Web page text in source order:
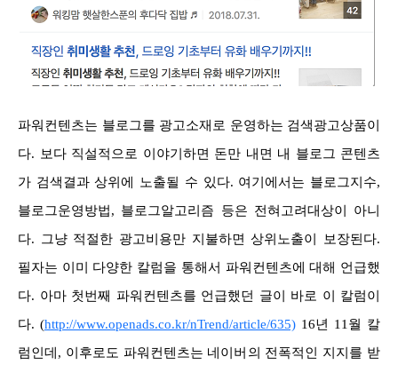
파워컨텐츠는 블로그를 광고소재로 운영하는 검색광고상품이
다. 보다 직설적으로 이야기하면 돈만 내면 내 블로그 콘텐츠
가 검색결과 상위에 노출될 수 있다. 여기에서는 블로그지수,
블로그운영방법, 블로그알고리즘 등은 전혀고려대상이 아니
다. 그냥 적절한 광고비용만 지불하면 상위노출이 보장된다.
필자는 이미 다양한 칼럼을 통해서 파워컨텐츠에 대해 언급했
다. 아마 첫번째 파워컨텐츠를 언급했던 글이 바로 이 칼럼이
다. (http://www.openads.co.kr/nTrend/article/635) 16년 11월 칼
럼인데, 이후로도 파워컨텐츠는 네이버의 전폭적인 지지를 받